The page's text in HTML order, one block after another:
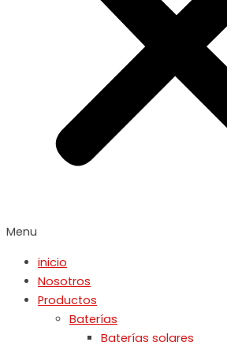
Menu
inicio
Nosotros
Productos
Baterías
Baterías solares